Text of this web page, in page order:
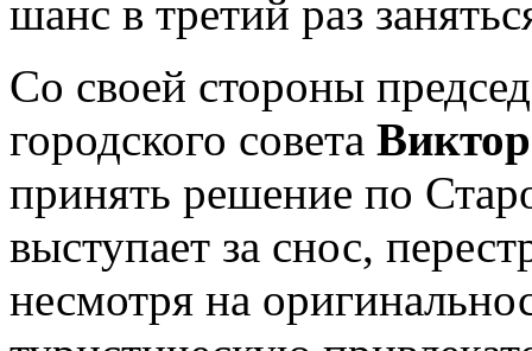
шанс в третий раз
Со своей стороны
городского совета
принять решение по
выступает за снос,
несмотря на